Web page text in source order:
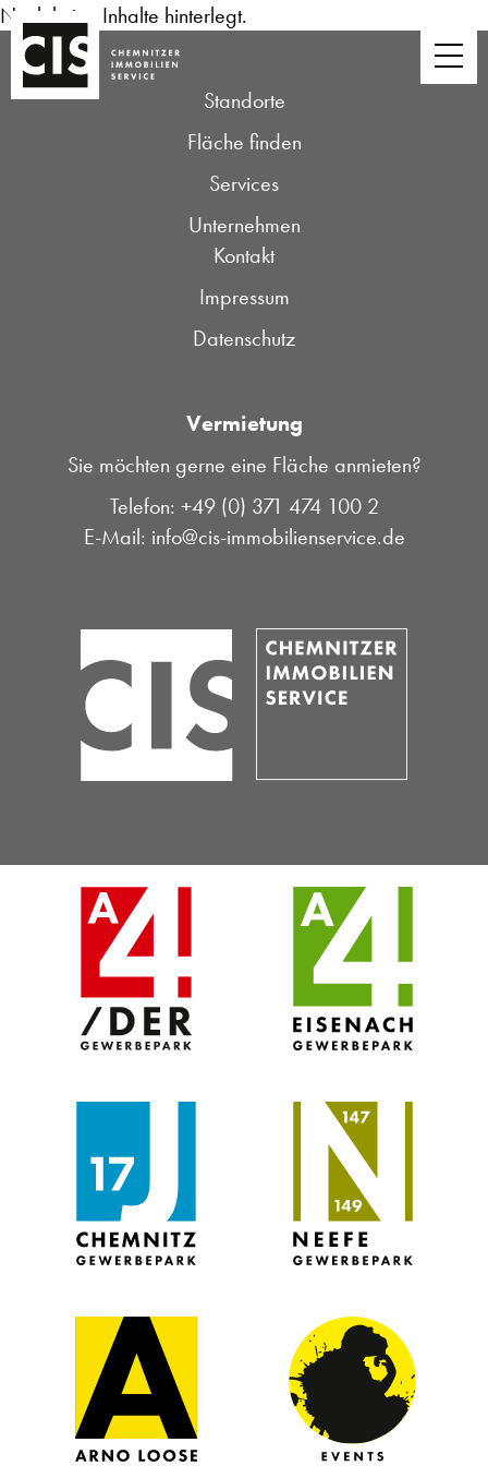
Noch keine Inhalte hinterlegt.
Vermietung
Sie möchten gerne eine Fläche anmieten?
Telefon: +49 (0) 371 474 100 2
E-Mail: info@cis-immobilienservice.de
Standorte
Fläche finden
Services
Unternehmen
Kontakt
Impressum
Datenschutz